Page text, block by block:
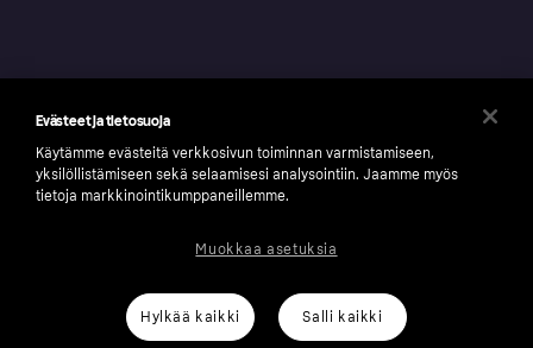
number: 556737-0431
Klarnan evästeselosteKlarna.com
Evästeet ja tietosuoja
Käytämme evästeitä verkkosivun toiminnan varmistamiseen,
yksilöllistämiseen sekä selaamisesi analysointiin. Jaamme myös
tietoja markkinointikumppaneillemme.
Hylkää kaikki Salli kaikki
Muokkaa asetuksia